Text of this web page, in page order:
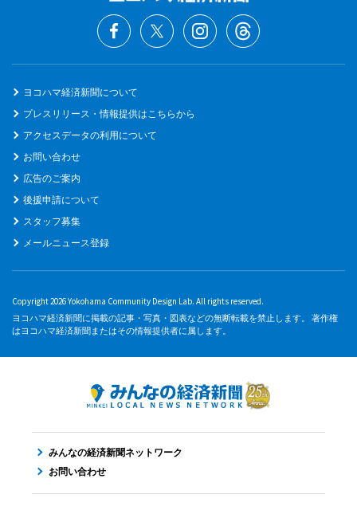
ヨコハマ経済新聞について
プレスリリース・情報提供はこちらから
アクセスデータの利用について
お問い合わせ
広告のご案内
後援申請について
スタッフ募集
メールニュース登録
Copyright 2026 Yokohama Community Design Lab. All rights reserved.
ヨコハマ経済新聞に掲載の記事・写真・図表などの無断転載を禁止します。 著作権
はヨコハマ経済新聞またはその情報提供者に属します。
みんなの経済新聞ネットワーク
お問い合わせ